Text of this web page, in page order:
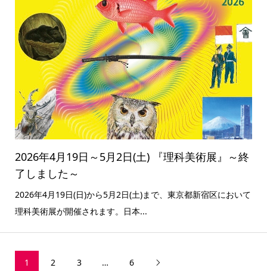
2026年4月19日～5月2日(土) 『理科美術展』～終
了しました～
2026年4月19日(日)から5月2日(土)まで、東京都新宿区において
理科美術展が開催されます。日本...
1 2 3 … 6 